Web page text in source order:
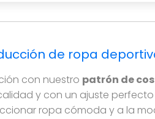
de ropa
con nuestro patrón de
y con un ajuste
ropa cómoda y a la